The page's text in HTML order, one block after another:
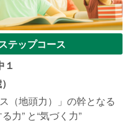
テップコース
１
（地頭力）」の幹となる
力” と“気づく力”